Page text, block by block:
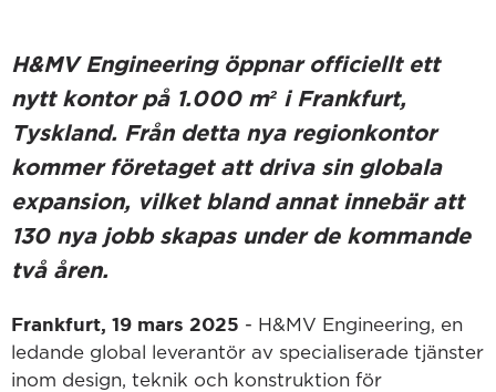
H&MV Engineering öppnar officiellt ett
nytt kontor på 1.000 m² i Frankfurt,
Tyskland. Från detta nya regionkontor
kommer företaget att driva sin globala
expansion, vilket bland annat innebär att
130 nya jobb skapas under de kommande
två åren.
Frankfurt, 19 mars 2025 - H&MV Engineering, en
ledande global leverantör av specialiserade tjänster
inom design, teknik och konstruktion för